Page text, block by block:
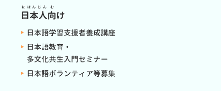
日本人
にほんじん
向
む
け
日本語学習支援者養成講座
日本語教育・
多文化共生入門セミナー
日本語ボランティア等募集